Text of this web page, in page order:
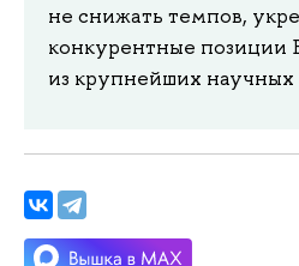
не снижать темпов,
конкурентные позиции
из крупнейших научных